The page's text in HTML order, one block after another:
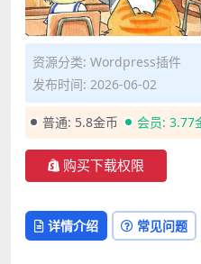
资源分类: Wordpress插件
发布时间: 2026-06-02
普通: 5.8金币 会员: 3.77
购买下载权限
详情介绍 常见问题